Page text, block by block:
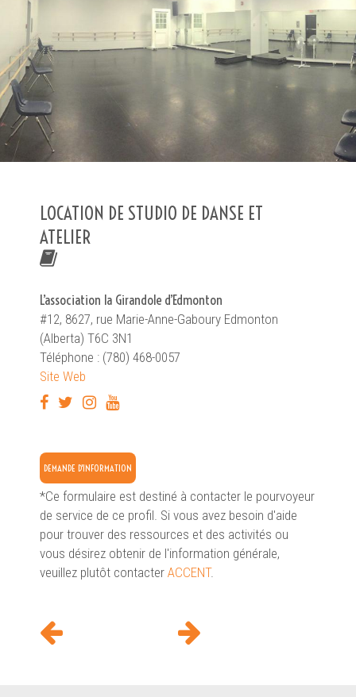
RECHERCHER
LOCATION DE STUDIO DE DANSE ET
ATELIER
L’association la Girandole d’Edmonton
#12, 8627, rue Marie-Anne-Gaboury Edmonton
(Alberta) T6C 3N1
Téléphone : (780) 468-0057
Site Web
DEMANDE D'INFORMATION
*Ce formulaire est destiné à contacter le pourvoyeur
de service de ce profil. Si vous avez besoin d'aide
pour trouver des ressources et des activités ou
vous désirez obtenir de l'information générale,
veuillez plutôt contacter ACCENT.